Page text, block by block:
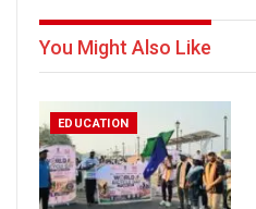
You Might Also Like
EDUCATION